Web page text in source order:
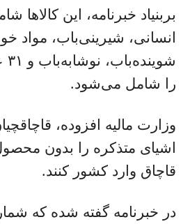
بربنیاد خبرنامه، این کالاها
انسانی، شیرینی‌باب، مواد
را شامل می‌شود.
وزارت مالیه افزوده،
اشیای متذکره را بدون
قاچاق وارد کشور کنند.
در خبرنامه گفته شده که